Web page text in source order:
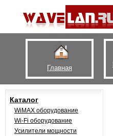
Главная
Каталог
WiMAX оборудование
Wi-Fi оборудование
Усилители мощности